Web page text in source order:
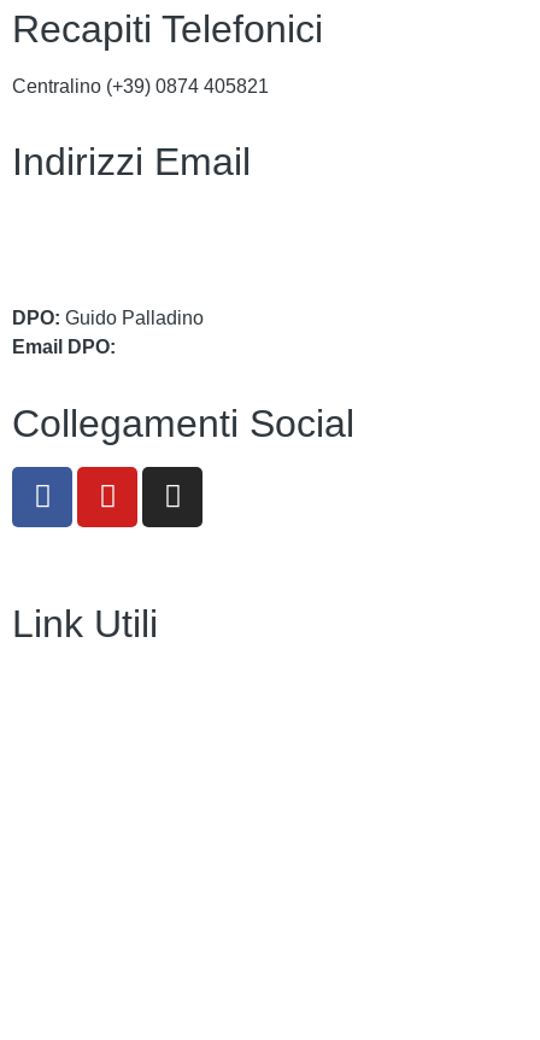
Recapiti Telefonici
Centralino (+39) 0874 405821
Indirizzi Email
DPO: Guido Palladino
Email DPO:
Collegamenti Social
Link Utili